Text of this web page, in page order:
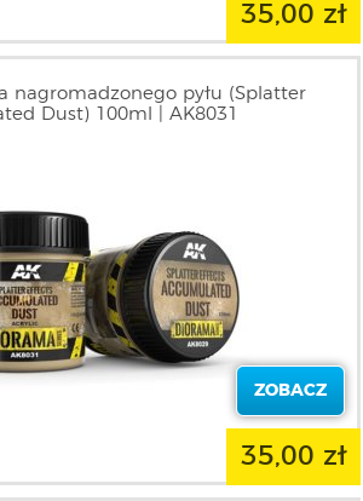
35,00 zł
nagromadzonego pyłu (Splatter
Dust) 100ml | AK8031
ZOBACZ
35,00 zł